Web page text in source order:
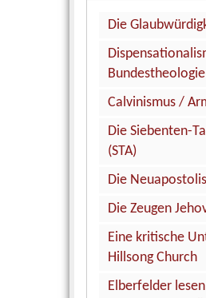
Die
Bundestheologie
Calvinismus /
Die Siebenten-
(STA)
Die
Die Zeugen
Eine kritische
Hillsong Church
Elberfelder